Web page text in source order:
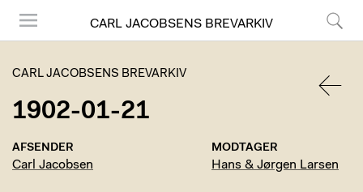
CARL JACOBSENS BREVARKIV
CARL JACOBSENS BREVARKIV
1902-01-21
AFSENDER
Carl Jacobsen
MODTAGER
Hans & Jørgen Larsen